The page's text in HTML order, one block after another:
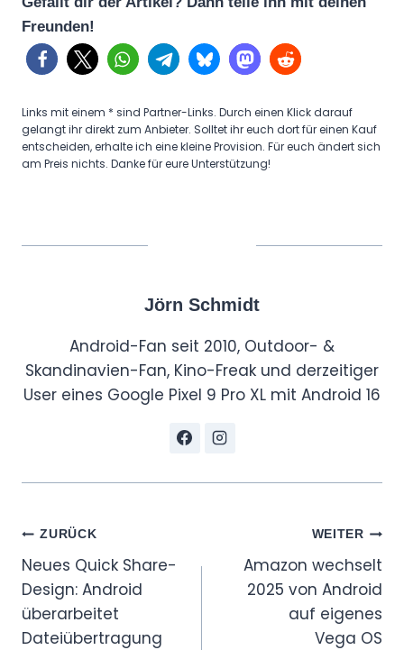
Freunden!
Links mit einem * sind Partner-Links. Durch einen Klick darauf
gelangt ihr direkt zum Anbieter. Solltet ihr euch dort für einen Kauf
entscheiden, erhalte ich eine kleine Provision. Für euch ändert sich
am Preis nichts. Danke für eure Unterstützung!
Jörn Schmidt
Android-Fan seit 2010, Outdoor- &
Skandinavien-Fan, Kino-Freak und derzeitiger
User eines Google Pixel 9 Pro XL mit Android 16
Beitragsnavigation
ZURÜCK
Neues Quick Share-
Design: Android
überarbeitet
Dateiübertragung
WEITER
Amazon wechselt
2025 von Android
auf eigenes
Vega OS